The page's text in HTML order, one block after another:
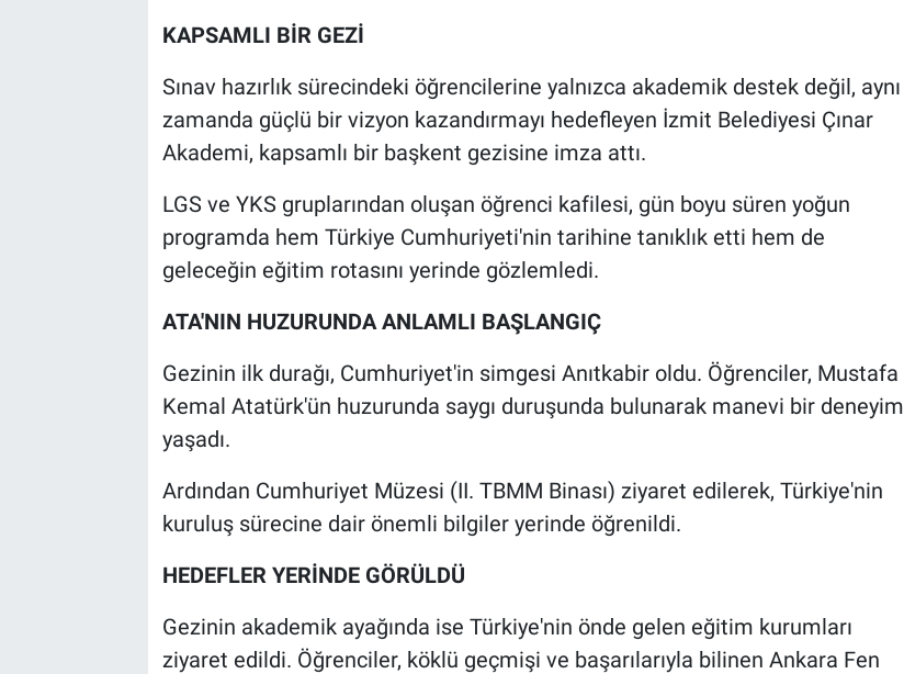
KAPSAMLI BİR GEZİ
Sınav hazırlık sürecindeki öğrencilerine yalnızca akademik destek değil, aynı
zamanda güçlü bir vizyon kazandırmayı hedefleyen İzmit Belediyesi Çınar
Akademi, kapsamlı bir başkent gezisine imza attı.
LGS ve YKS gruplarından oluşan öğrenci kafilesi, gün boyu süren yoğun
programda hem Türkiye Cumhuriyeti'nin tarihine tanıklık etti hem de
geleceğin eğitim rotasını yerinde gözlemledi.
ATA'NIN HUZURUNDA ANLAMLI BAŞLANGIÇ
Gezinin ilk durağı, Cumhuriyet'in simgesi Anıtkabir oldu. Öğrenciler, Mustafa
Kemal Atatürk'ün huzurunda saygı duruşunda bulunarak manevi bir deneyim
yaşadı.
Ardından Cumhuriyet Müzesi (II. TBMM Binası) ziyaret edilerek, Türkiye'nin
kuruluş sürecine dair önemli bilgiler yerinde öğrenildi.
HEDEFLER YERİNDE GÖRÜLDÜ
Gezinin akademik ayağında ise Türkiye'nin önde gelen eğitim kurumları
ziyaret edildi. Öğrenciler, köklü geçmişi ve başarılarıyla bilinen Ankara Fen